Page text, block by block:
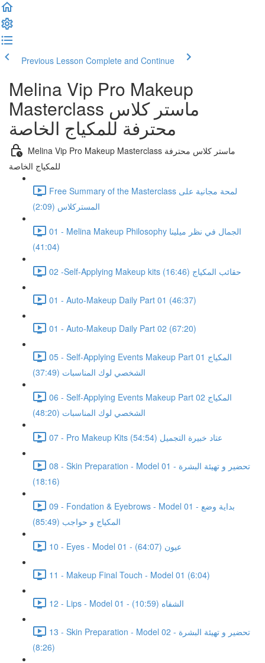
Previous Lesson Complete and Continue
Melina Vip Pro Makeup
Masterclass ماستر كلاس
محترفة للمكياج الخاصة
Melina Vip Pro Makeup Masterclass ماستر كلاس محترفة
للمكياج الخاصة
Free Summary of the Masterclass لمحة مجانية على
المستركلاس (2:09)
01 - Melina Makeup Philosophy الجمال في نظر ميلينا
(41:04)
02 -Self-Applying Makeup kits حقائب المكياج (16:46)
01 - Auto-Makeup Daily Part 01 (46:37)
01 - Auto-Makeup Daily Part 02 (67:20)
05 - Self-Applying Events Makeup Part 01 المكياج
الشخصي لوك المناسبات (37:49)
06 - Self-Applying Events Makeup Part 02 المكياج
الشخصي لوك المناسبات (48:20)
07 - Pro Makeup Kits عتاد خبيرة التجميل (54:54)
08 - Skin Preparation - Model 01 - تحضير و تهيئة البشرة
(18:16)
09 - Fondation & Eyebrows - Model 01 - بداية وضع
المكياج و حواجب (85:49)
10 - Eyes - Model 01 - عيون (64:07)
11 - Makeup Final Touch - Model 01 (6:04)
12 - Lips - Model 01 - الشفاه (10:59)
13 - Skin Preparation - Model 02 - تحضير و تهيئة البشرة
(8:26)